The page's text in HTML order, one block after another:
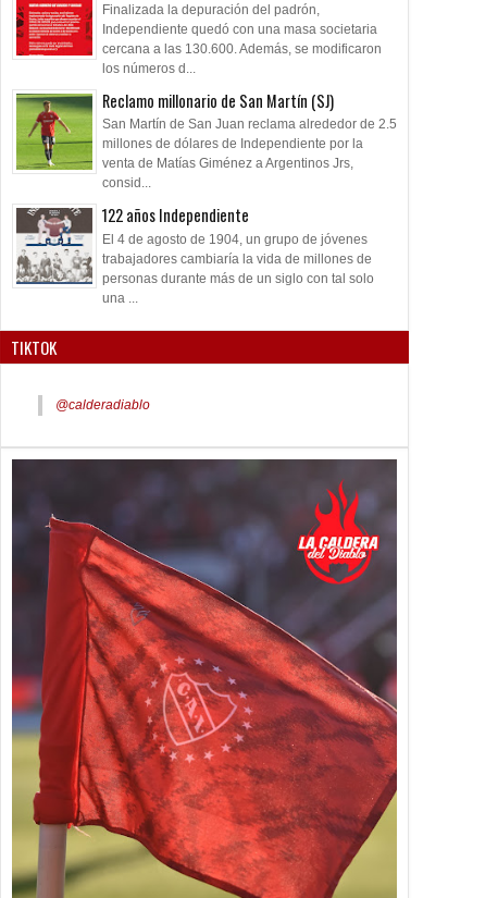
Finalizada la depuración del padrón,
Independiente quedó con una masa societaria
cercana a las 130.600. Además, se modificaron
los números d...
Reclamo millonario de San Martín (SJ)
San Martín de San Juan reclama alrededor de 2.5
millones de dólares de Independiente por la
venta de Matías Giménez a Argentinos Jrs,
consid...
122 años Independiente
El 4 de agosto de 1904, un grupo de jóvenes
trabajadores cambiaría la vida de millones de
personas durante más de un siglo con tal solo
una ...
TIKTOK
@calderadiablo